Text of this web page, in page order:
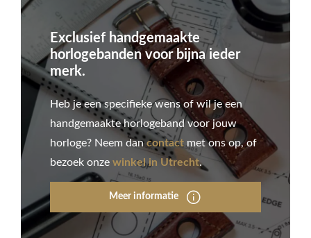
Exclusief handgemaakte
horlogebanden voor bijna ieder
merk.
Heb je een specifieke wens of wil je een
handgemaakte horlogeband voor jouw
horloge? Neem dan contact met ons op, of
bezoek onze winkel in Utrecht.
Meer informatie